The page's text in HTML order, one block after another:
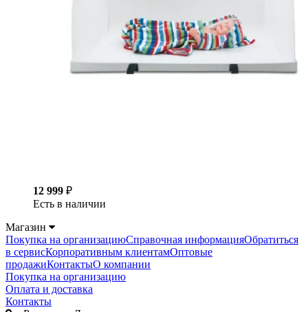
12 999 ₽
Есть в наличии
Магазин
Покупка на организациюСправочная информацияОбратиться
в сервисКорпоративным клиентамОптовые
продажиКонтактыО компании
Покупка на организацию
Оплата и доставка
Контакты